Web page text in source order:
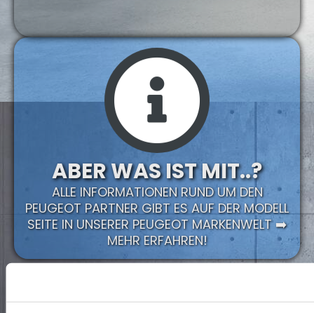
ABER WAS IST MIT..?
ALLE INFORMATIONEN RUND UM DEN
PEUGEOT PARTNER GIBT ES AUF DER MODELL
SEITE IN UNSERER PEUGEOT MARKENWELT ➡️
MEHR ERFAHREN!
KONTAKTIERE UNS 🤝